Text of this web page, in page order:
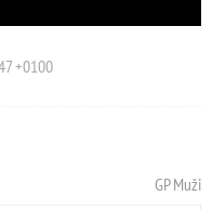
+0100
GP Muži